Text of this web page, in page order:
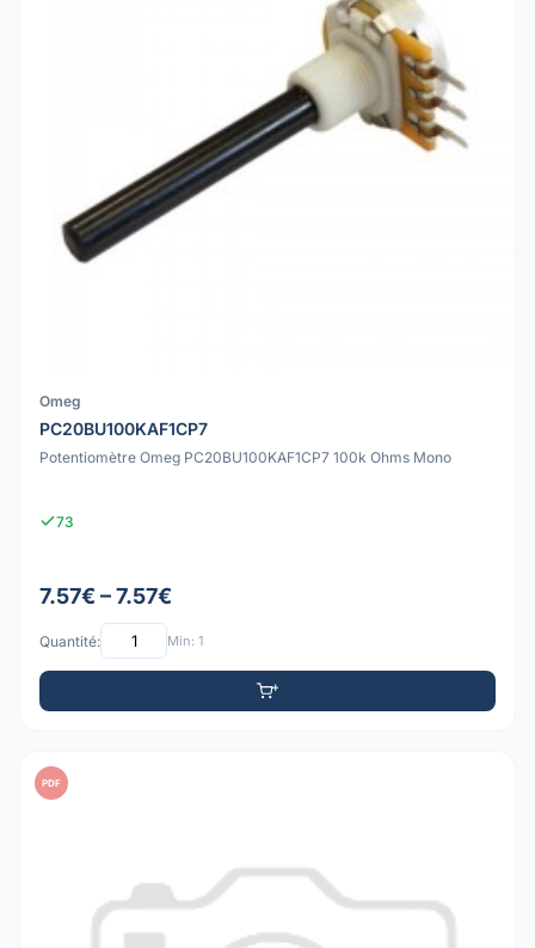
Omeg
PC20BU100KAF1CP7
Potentiomètre Omeg PC20BU100KAF1CP7 100k Ohms Mono
73
7.57€ – 7.57€
Quantité: Min: 1
PDF